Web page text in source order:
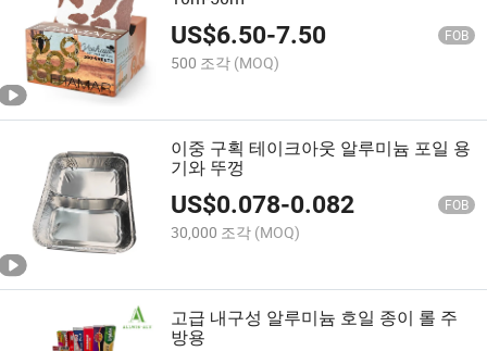
US$6.50-7.50 FOB
500 조각 (MOQ)
이중 구획 테이크아웃 알루미늄 포일 용
기와 뚜껑
US$0.078-0.082 FOB
30,000 조각 (MOQ)
고급 내구성 알루미늄 호일 종이 롤 주
방용